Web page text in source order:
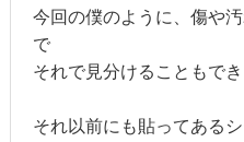
今回の僕のように、傷や
で
それで見分けることもでき
それ以前にも貼ってある